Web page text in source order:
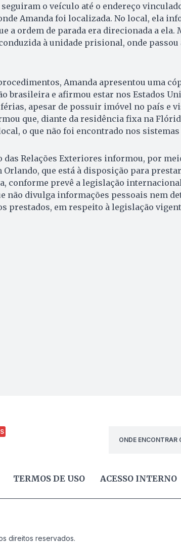
o veículo até o endereço
Amanda foi localizada. No local, ela
a ordem de parada era direcionada a ela.
à unidade prisional, onde passou
Amanda apresentou uma
brasileira e afirmou estar nos Estados
apesar de possuir imóvel no país e
que, diante da residência fixa na
o que não foi encontrado nos
Relações Exteriores informou, por
Orlando, que está à disposição para
conforme prevê a legislação
não divulga informações pessoais nem
prestados, em respeito à legislação
ONDE ENCONTRAR
TERMOS DE USO ACESSO INTERNO
direitos reservados.